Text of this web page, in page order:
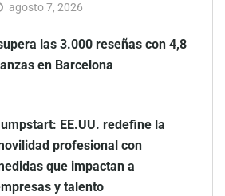
agosto 7, 2026
las 3.000 reseñas con 4,8
en Barcelona
EE.UU. redefine la
profesional con
que impactan a
y talento